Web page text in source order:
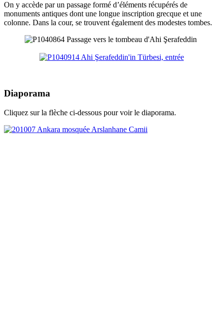
On y accède par un passage formé d’éléments récupérés de
monuments antiques dont une longue inscription grecque et une
colonne. Dans la cour, se trouvent également des modestes tombes.
Diaporama
Cliquez sur la flèche ci-dessous pour voir le diaporama.